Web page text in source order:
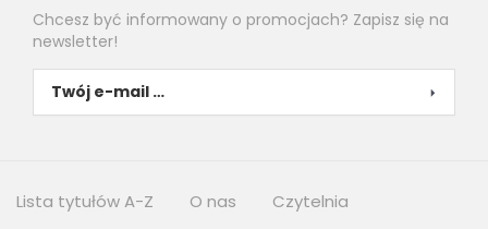
Chcesz być informowany o promocjach? Zapisz się na
newsletter!
Lista tytułów A-Z O nas Czytelnia